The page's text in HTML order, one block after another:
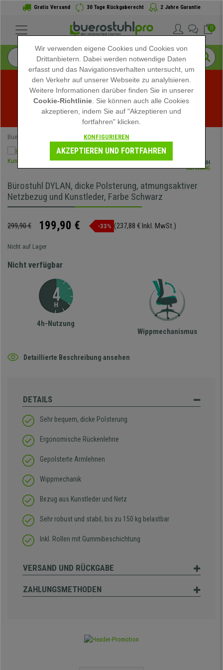
Gratis Versand 30 Tage Rückgaberecht 2 Jahre Garantie
0
Sommerschlussverkauf bei buerostuhlpro! Exklusive
Rabatte für kurze Zeit - Aktion ansehen -
Buerostuhlpro Bürostühle Schwarz
Bürostuhl DYLAN, dicke Polsterung, atmungsaktiver
Netzbezug und Kunstleder, Farbe Schwarz
299,90 € 199,90 € -33% (237,88 € Inkl. MwSt.)
Nicht auf Lager
Nicht verfügbar
4h-Nutzung
Wippmechanismus
Detaillierte Beschreibung ansehen
DETAILS
Sehr bequem, dicke Polsterung
Ergonomische Rückenlehne
Gepolsterte Armlehnen
Wippmechanik
Bezug aus Kunstleder und Netz
Sehr robust und stabil, bis zu 150 kg belastbar
Inkl. Rollen mit Gummibeschichtung
VERSAND UND RÜCKGABE
ZAHLUNGSMETHODEN
Wir verwenden eigene Cookies und Cookies von
Drittanbietern. Dabei werden notwendige Daten
erfasst und das Navigationsverhalten untersucht, um
den Verkehr auf unserer Webseite zu analylsieren.
Weitere Informationen darüber finden Sie in unserer
Cookie-Richtlinie . Sie können auch alle Cookies
akzeptieren, indem Sie auf "Akzeptieren und
fortfahren" klicken.
KONFIGURIEREN
AKZEPTIEREN UND FORTFAHREN